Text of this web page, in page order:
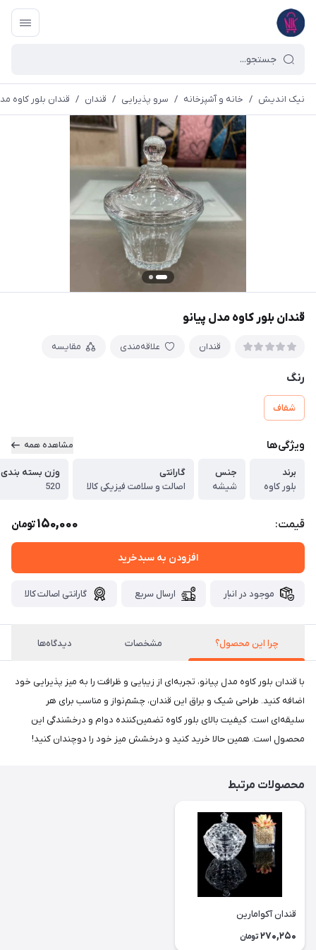
نیک اندیش / خانه و آشپزخانه / سرو پذیرایی / قندان / قندان بلور کاوه
قندان بلور کاوه مدل پیانو
قندان علاقه‌مندی مقایسه
رنگ
شفاف
ویژگی‌ها مشاهده همه
برند
بلور کاوه
جنس
شیشه
گارانتی
اصالت و سلامت فیزیکی کالا
وزن بسته
520
قیمت: 150,000تومان
افزودن به سبدخرید
موجود در انبار ارسال سریع گارانتی اصالت کالا
چرا این محصول؟ مشخصات دیدگاه‌ها
با قندان بلور کاوه مدل پیانو، تجربه‌ای از زیبایی و ظرافت را به میز پذیرایی خود
اضافه کنید. طراحی شیک و براق این قندان، چشم‌نواز و مناسب برای هر
سلیقه‌ای است. کیفیت بالای بلور کاوه تضمین‌کننده دوام و درخشندگی این
محصول است. همین حالا خرید کنید و درخشش میز خود را دوچندان کنید!
محصولات مرتبط
قندان آکوامارین
270,250 تومان